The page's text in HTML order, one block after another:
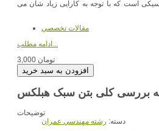
است که با توجه به کارایی زیاد شان می
مقالات تخصصي
ادامه مطلب...
3,000 تومان
بررسی کلی بتن سبک هبلکس
توضیحات
دسته: رشته مهندسي عمران